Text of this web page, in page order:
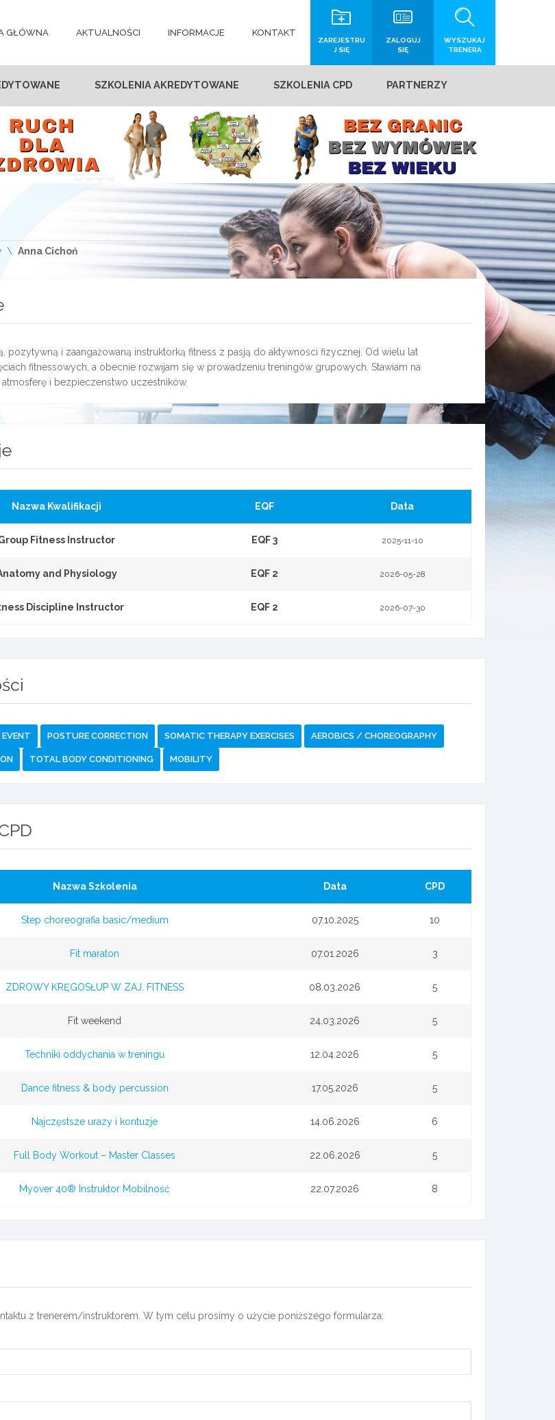
GŁÓWNA AKTUALNOŚCI INFORMACJE KONTAKT
WYSZUKAJ
TRENERA
ZALOGUJ
SIĘ
ZAREJESTRU
J SIĘ
SZKOLENIA AKREDYTOWANE SZKOLENIA CPD PARTNERZY
Anna Cichoń
pozytywną i zaangażowaną instruktorką fitness z pasją do aktywności fizycznej. Od wielu lat
fitnessowych, a obecnie rozwijam się w prowadzeniu treningów grupowych. Stawiam na
i bezpieczenstwo uczestników.
Nazwa Kwalifikacji EQF Data
Fitness Instructor EQF 3 2025-11-10
and Physiology EQF 2 2026-05-28
Discipline Instructor EQF 2 2026-07-30
EVENT POSTURE CORRECTION SOMATIC THERAPY EXERCISES AEROBICS / CHOREOGRAPHY
TOTAL BODY CONDITIONING MOBILITY
Nazwa Szkolenia Data CPD
Step choreografia basic/medium 07.10.2025 10
Fit maraton 07.01.2026 3
ZDROWY KRĘGOSŁUP W ZAJ. FITNESS 08.03.2026 5
Fit weekend 24.03.2026 5
Techniki oddychania w treningu 12.04.2026 5
Dance fitness & body percussion 17.05.2026 5
Najczęstsze urazy i kontuzje 14.06.2026 6
Full Body Workout – Master Classes 22.06.2026 5
Myover 40® Instruktor Mobilność 22.07.2026 8
z trenerem/instruktorem. W tym celu prosimy o użycie poniższego formularza: